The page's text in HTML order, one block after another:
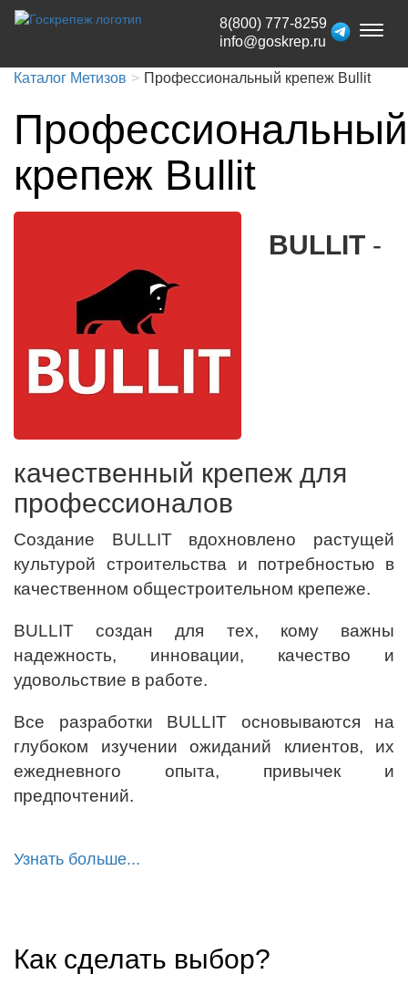
Toggle
8(800) 777-8259
info@goskrep.ru
Каталог Метизов Профессиональный крепеж Bullit
Профессиональный
крепеж Bullit
BULLIT -
качественный крепеж для
профессионалов
Создание BULLIT вдохновлено растущей
культурой строительства и потребностью в
качественном общестроительном крепеже.
BULLIT создан для тех, кому важны
надежность, инновации, качество и
удовольствие в работе.
Все разработки BULLIT основываются на
глубоком изучении ожиданий клиентов, их
ежедневного опыта, привычек и
предпочтений.
Узнать больше...
Как сделать выбор?